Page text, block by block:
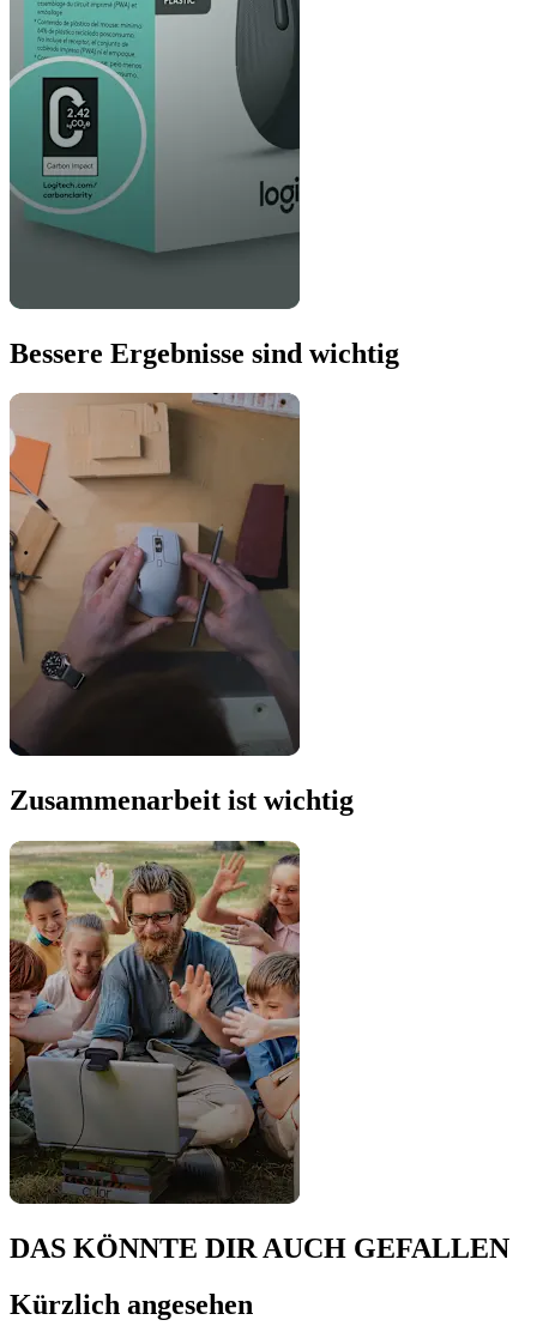
Bessere Ergebnisse sind wichtig
Zusammenarbeit ist wichtig
DAS KÖNNTE DIR AUCH GEFALLEN
Kürzlich angesehen